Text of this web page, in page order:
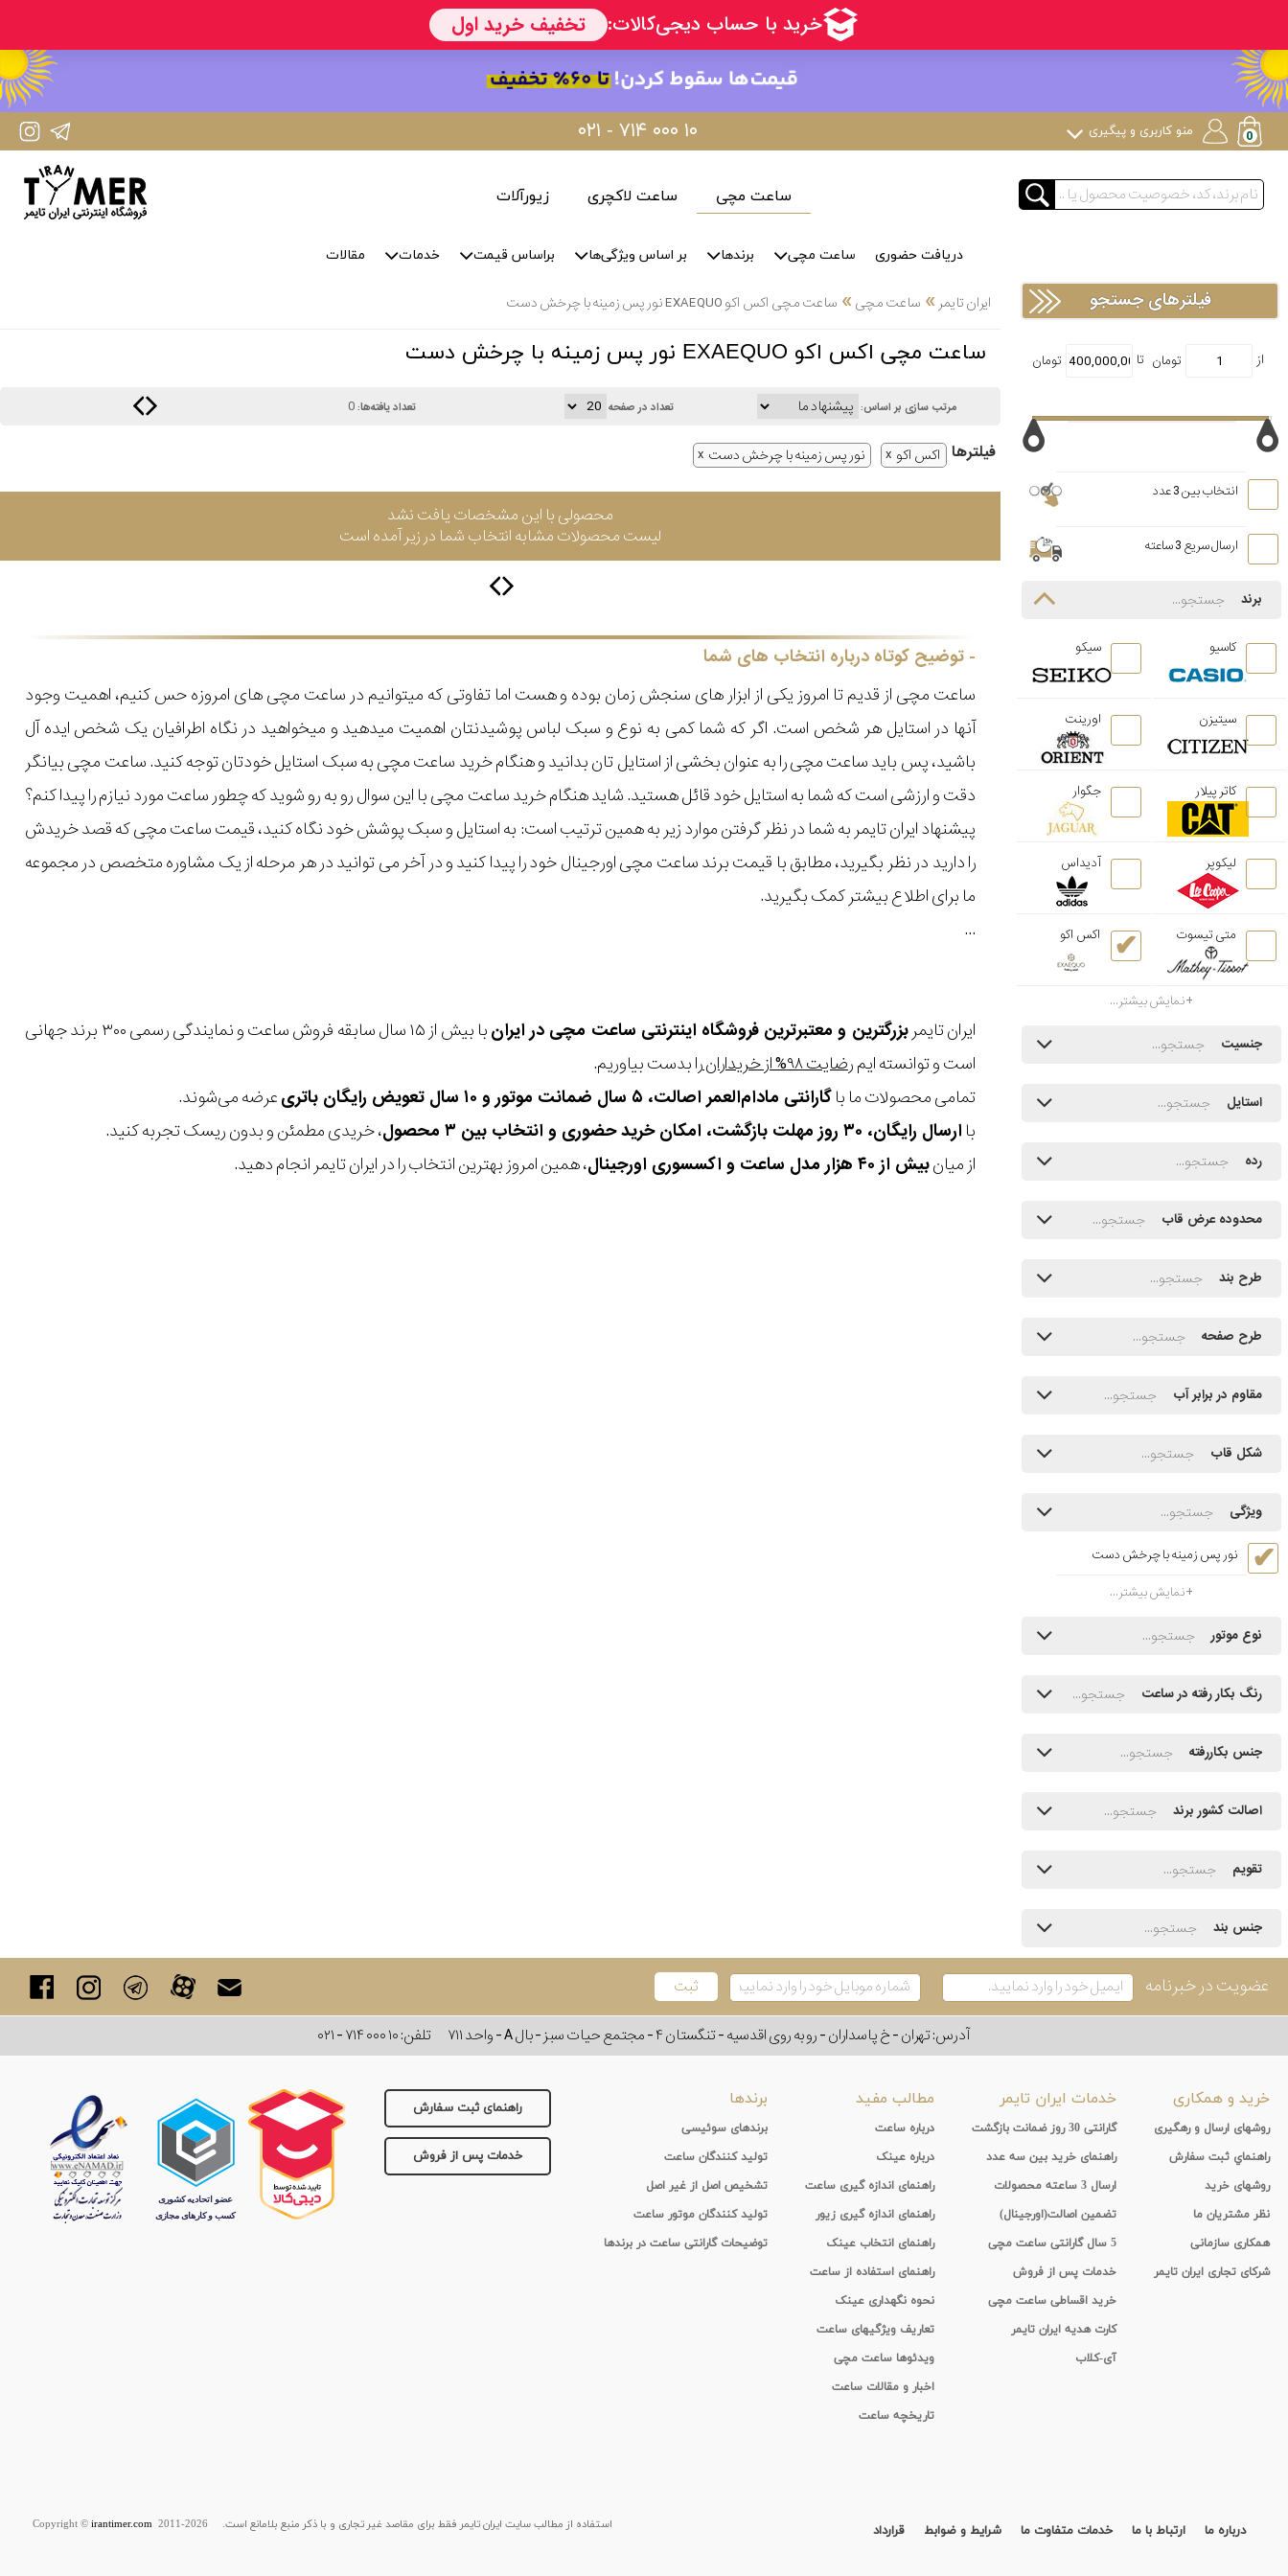
IranTimer Instagram Page ۰۲۱ - ۷۱۴ ۰۰۰ ۱۰ منو کاربری و پیگیری
ساعت مچی ساعت لاکچری زیورآلات
دریافت حضوری ساعت مچی برندها بر اساس ویژگی‌ها براساس قیمت خدمات مقالات
ایران تایمر » ساعت مچی» ساعت مچی اکس اکو EXAEQUO نور پس زمینه با چرخش دست
ساعت مچی اکس اکو EXAEQUO نور پس زمینه با چرخش دست
مرتب سازی بر اساس: تعداد در صفحه تعداد یافته‌ها:0
فیلتر‌ها اکس اکو نور پس زمینه با چرخش دست
محصولی با این مشخصات یافت نشد
لیست محصولات مشابه انتخاب شما در زیر آمده است
توضیح کوتاه درباره انتخاب های شما
ساعت مچی از قدیم تا امروز یکی از ابزار های سنجش زمان بوده و هست اما تفاوتی که میتوانیم در ساعت مچی های امروزه حس کنیم، اهمیت وجود
آنها در استایل هر شخص است. اگر که شما کمی به نوع و سبک لباس پوشیدنتان اهمیت میدهید و میخواهید در نگاه اطرافیان یک شخص ایده آل
باشید، پس باید ساعت مچی را به عنوان بخشی از استایل تان بدانید و هنگام خرید ساعت مچی به سبک استایل خودتان توجه کنید. ساعت مچی بیانگر
دقت و ارزشی است که شما به استایل خود قائل هستید. شاید هنگام خرید ساعت مچی با این سوال رو به رو شوید که چطور ساعت مورد نیازم را پیدا کنم؟
پیشنهاد ایران تایمر به شما در نظر گرفتن موارد زیر به همین ترتیب است: به استایل و سبک پوشش خود نگاه کنید، قیمت ساعت مچی که قصد خریدش
را دارید در نظر بگیرید، مطابق با قیمت برند ساعت مچی اورجینال خود را پیدا کنید و در آخر می توانید در هر مرحله از یک مشاوره متخصص در مجموعه
ما برای اطلاع بیشتر کمک بگیرید.
...
ایران تایمربزرگترین و معتبرترین فروشگاه اینترنتی ساعت مچی در ایران
با بیش از ۱۵ سال سابقه فروش ساعت و نمایندگی رسمی ۳۰۰ برند جهانی
است و توانسته ایمرضایت ۹۸% از خریداران
را بدست بیاوریم.
تمامی محصولات ما باگارانتی مادام‌العمر اصالت، ۵ سال ضمانت موتور و ۱۰ سال تعویض رایگان باتری
عرضه می‌شوند.
باارسال رایگان، ۳۰ روز مهلت بازگشت، امکان خرید حضوری و انتخاب بین ۳ محصول
، خریدی مطمئن و بدون ریسک تجربه کنید.
از میانبیش از ۴۰ هزار مدل ساعت و اکسسوری اورجینال ، همین امروز بهترین انتخاب را در ایران تایمر انجام دهید.
فیلترهای جستجو
انتخاب بین 3 عدد
ارسال سریع 3 ساعته
برند
کاسیو سیکو
سیتیزن اورینت
کاتر پیلار جگوار
لیکوپر آدیداس
متی تیسوت اکس اکو
نمایش بیشتر...
جنسیت
استایل
رده
محدوده عرض قاب
طرح بند
طرح صفحه
مقاوم در برابر آب
شکل قاب
ویژگی
نور پس زمینه با چرخش دست
نمایش بیشتر...
نوع موتور
رنگ بکار رفته در ساعت
جنس بکاررفته
اصالت کشور برند
تقویم
جنس بند
عضویت در خبرنامه
آدرس: تهران - خ پاسداران - رو به روی اقدسیه - تنگستان ۴ - مجتمع حیات سبز - بال A - واحد ۷۱۱ تلفن:۰۲۱ - ۷۱۴ ۰۰۰ ۱۰
راهنمای ثبت سفارش
خدمات پس از فروش
خرید و همکاری
روشهای ارسال و رهگیری
راهنماي ثبت سفارش
روشهای خرید
نظر مشتریان ما
همکاری سازمانی
شرکای تجاری ایران تایمر
خدمات ایران تایمر
گارانتی 30 روز ضمانت بازگشت
راهنمای خرید بین سه عدد
ارسال 3 ساعته محصولات
تضمین اصالت(اورجینال)
5 سال گارانتی ساعت مچی
خدمات پس از فروش
خرید اقساطی ساعت مچی
کارت هدیه ایران تایمر
آی-کلاب
مطالب مفید
درباره ساعت
درباره عینک
راهنمای اندازه گیری ساعت
راهنمای اندازه گیری زیور
راهنمای انتخاب عینک
راهنمای استفاده از ساعت
نحوه نگهداری عینک
تعاریف ویژگیهای ساعت
ویدئوها ساعت مچی
اخبار و مقالات ساعت
تاریخچه ساعت
برندها
برندهای سوئیسی
تولید کنندگان ساعت
تشخیص اصل از غیر اصل
تولید کنندگان موتور ساعت
توضیحات گارانتی ساعت در برندها
درباره ما ارتباط با ما خدمات متفاوت ما شرایط و ضوابط قرارداد استفاده از مطالب سايت ایران تایمر فقط برای مقاصد غیر تجاری و با ذکر منبع بلامانع است. Copyright © irantimer.com2011-2026